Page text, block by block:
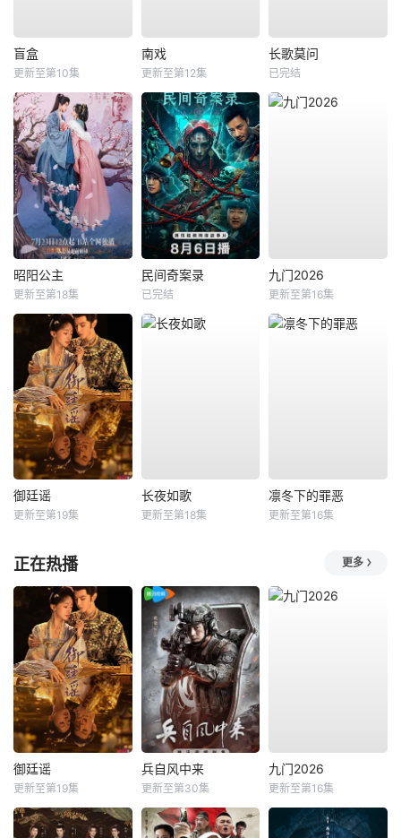
盲盒
更新至第10集
南戏
更新至第12集
长歌莫问
已完结
昭阳公主
更新至第18集
民间奇案录
已完结
九门2026
更新至第16集
御廷谣
更新至第19集
长夜如歌
更新至第18集
凛冬下的罪恶
更新至第16集
正在热播 更多
御廷谣
更新至第19集
兵自风中来
更新至第30集
九门2026
更新至第16集